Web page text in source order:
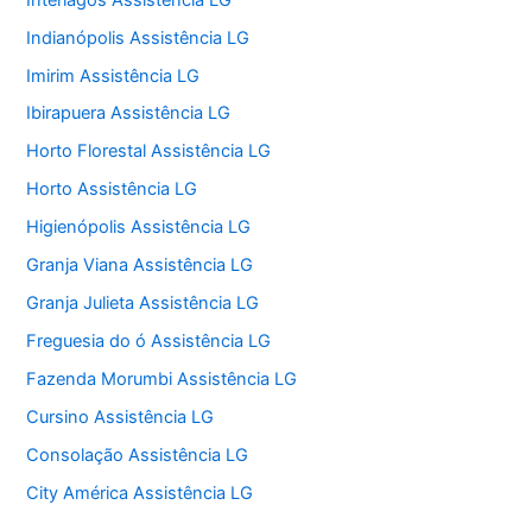
Indianópolis Assistência LG
Imirim Assistência LG
Ibirapuera Assistência LG
Horto Florestal Assistência LG
Horto Assistência LG
Higienópolis Assistência LG
Granja Viana Assistência LG
Granja Julieta Assistência LG
Freguesia do ó Assistência LG
Fazenda Morumbi Assistência LG
Cursino Assistência LG
Consolação Assistência LG
City América Assistência LG